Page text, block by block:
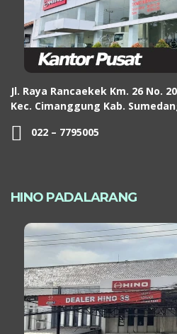
Jl. Raya Rancaekek Km. 26 No.
Kec. Cimanggung Kab.
022 – 7795005
HINO PADALARANG